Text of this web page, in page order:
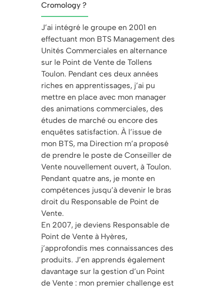
Cromology ?
J’ai intégré le groupe en 2001 en
effectuant mon BTS Management des
Unités Commerciales en alternance
sur le Point de Vente de Tollens
Toulon. Pendant ces deux années
riches en apprentissages, j’ai pu
mettre en place avec mon manager
des animations commerciales, des
études de marché ou encore des
enquêtes satisfaction. À l’issue de
mon BTS, ma Direction m’a proposé
de prendre le poste de Conseiller de
Vente nouvellement ouvert, à Toulon.
Pendant quatre ans, je monte en
compétences jusqu’à devenir le bras
droit du Responsable de Point de
Vente.
En 2007, je deviens Responsable de
Point de Vente à Hyères,
j’approfondis mes connaissances des
produits. J’en apprends également
davantage sur la gestion d’un Point
de Vente : mon premier challenge est